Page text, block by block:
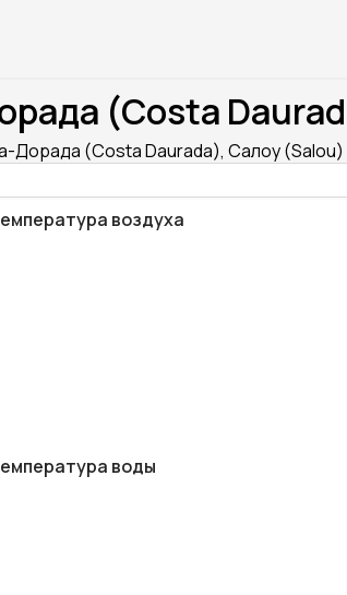
(Costa
Дорада (Costa Daurada), Салоу (Salou)
воздуха
воды